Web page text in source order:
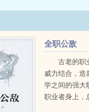
全职公敌
古老的职
威力结合，造
学之间的强大
职业者身上，